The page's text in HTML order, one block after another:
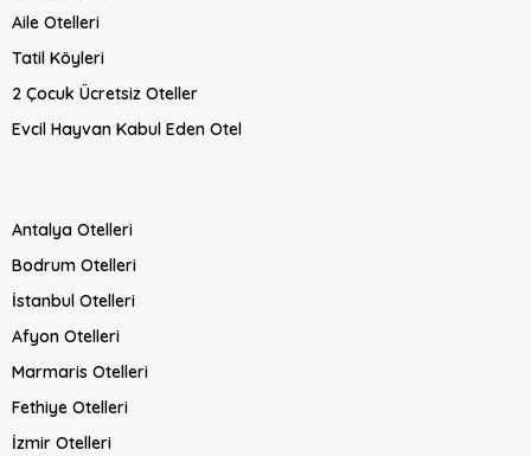
Aile Otelleri
Tatil Köyleri
2 Çocuk Ücretsiz Oteller
Evcil Hayvan Kabul Eden Otel
Antalya Otelleri
Bodrum Otelleri
İstanbul Otelleri
Afyon Otelleri
Marmaris Otelleri
Fethiye Otelleri
İzmir Otelleri